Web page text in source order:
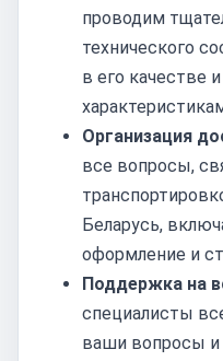
проводим
технического
в его качестве
Организация
все вопросы,
Беларусь,
оформление и
Поддержка на
специалисты
ваши вопросы и